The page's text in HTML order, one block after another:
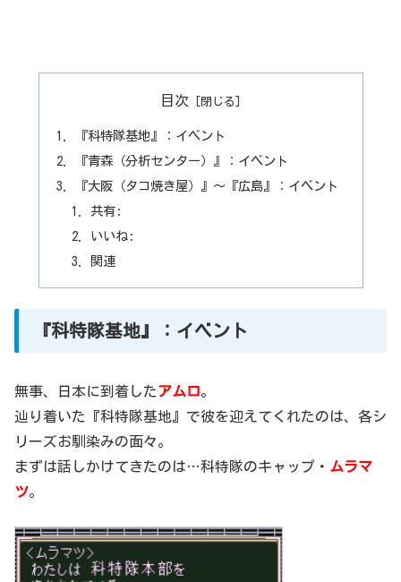
目次
『科特隊基地』：イベント
『青森（分析センター）』：イベント
『大阪（タコ焼き屋）』～『広島』：イベント
共有:
いいね:
関連
『科特隊基地』：イベント
無事、日本に到着したアムロ 。
辿り着いた『科特隊基地』で彼を迎えてくれたのは、各シ
リーズお馴染みの面々。
まずは話しかけてきたのは…科特隊のキャップ・ ムラマ
ツ。